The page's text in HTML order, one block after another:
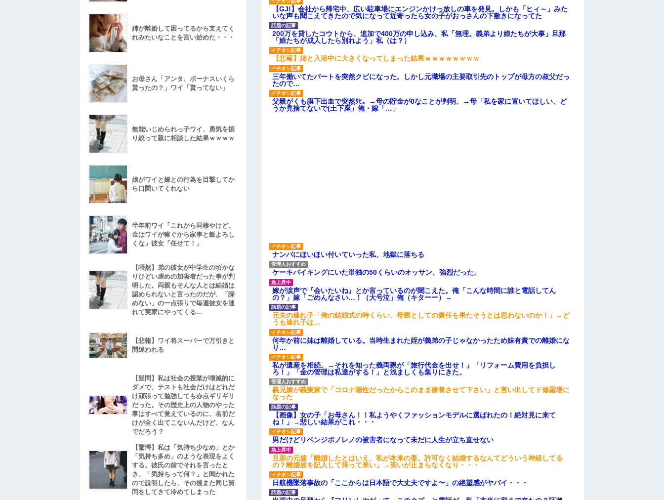
【GJ!】会社から帰宅中、広い駐車場にエンジンかけっ放しの車を発見。しかも「ヒィ～」みた
いな声も聞こえてきたので気になって近寄ったら女の子がおっさんの下敷きになってた
200万を貸したコウトから、追加で400万の申し込み、私「無理。義弟より娘たちが大事」旦那
「娘たちが成人したら別れよう」私（は？）
【悲報】姉と入浴中に大きくなってしまった結果ｗｗｗｗｗｗｗｗ
三年働いてたパートを突然クビになった。しかし元職場の主要取引先のトップが母方の叔父だっ
たので…
父親がくも膜下出血で突然ﾀﾋ。→母の貯金が0なことが判明。→母「私を家に置いてほしい、ど
うか見捨てないで(土下座」俺・嫁「…」
ナンパにほいほい付いていった私、地獄に落ちる
ケーキバイキングにいた単独の50くらいのオッサン、強烈だった。
嫁が涙声で『会いたいね』とか言っているのが聞こえた。俺「こんな時間に誰と電話してん
の？」嫁「ごめんなさい…！（大号泣」俺（キターー）→
元夫の連れ子「俺の結婚式の時くらい、母親としての責任を果たそうとは思わないのか！」→ど
うも連れ子は…
何年か前に妹は離婚している。当時生まれた姪が義弟の子じゃなかったため妹有責での離婚にな
り…
私が遺産を相続。→それを知った義両親が「旅行代金を出せ！」「リフォーム費用を負担し
ろ！」「金の管理は私達がする！」と浅ましくも集りにきた。
義兄嫁が義実家で「コロナ陽性だったからこのまま療養させて下さい」と言い出してド修羅場に
なった
【画像】女の子「お母さん！！私ようやくファッションモデルに選ばれたの！絶対見に来て
ね！」→悲しい結果がこれ・・・
男だけどリベンジポノレノの被害者になって未だに人生が立ち直せない
旦那の元嫁「離婚したとはいえ、私が本来の妻。許可なく結婚するなんてどういう神経してる
の？離婚届を記入して持って来い」→笑いが止まらなくなり・・・
日航機墜落事故の「ここからは日本語で大丈夫ですよ〜」の絶望感がヤバイ・・・
姉が離婚して困ってるから支えてく
れみたいなことを言い始めた・・・
お母さん「アンタ、ボーナスいくら
貰ったの？」ワイ「貰ってない」
無能いじめられっ子ワイ、勇気を振
り絞って親に相談した結果ｗｗｗｗ
娘がワイと嫁との行為を目撃してか
ら口聞いてくれない
半年前ワイ「これから同棲やけど、
金はワイが稼ぐから家事と飯よろし
くな」彼女「任せて！」
【唖然】弟の彼女が中学生の頃かな
りひどい虐めの加害者だった事が判
明した。両親もそんな人とは結婚は
認められないと言ったのだが、「諦
めない」の一点張りで毎週彼女を連
れて実家にやってくる…
【悲報】ワイ将スーパーで万引きと
間違われる
【疑問】私は社会の授業が壊滅的に
ダメで、テストも社会だけはどれだ
け頑張って勉強しても赤点ギリギリ
だった。その歴史上の人物のやった
事はすべて覚えているのに、名前だ
けが全く出てこないんだけど、なん
でだろう？
【驚愕】私は「気持ち少なめ」とか
「気持ち多め」のような表現をよく
する。彼氏の前でそれを言ったと
き、「気持ちって何？」と聞かれた
ので説明したら、その後また同じ質
問をしてきて冷めてしまった